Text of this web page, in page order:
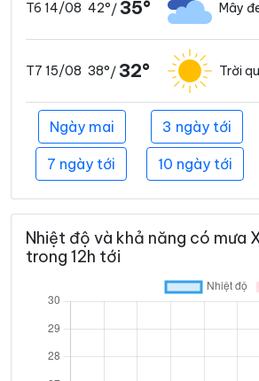
T6 14/08 42°/ 35° Mây
T7 15/08 38°/ 32° Trời
Ngày mai 3 ngày tới
7 ngày tới 10 ngày tới
Nhiệt độ và khả năng có mưa
trong 12h tới